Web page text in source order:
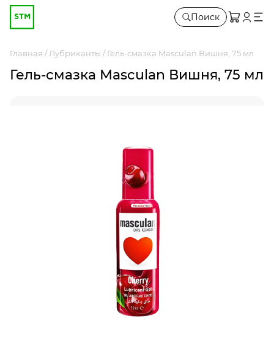
Поиск
Главная Лубриканты Гель-смазка Masculan Вишня, 75 мл
Гель-смазка Masculan Вишня, 75 мл